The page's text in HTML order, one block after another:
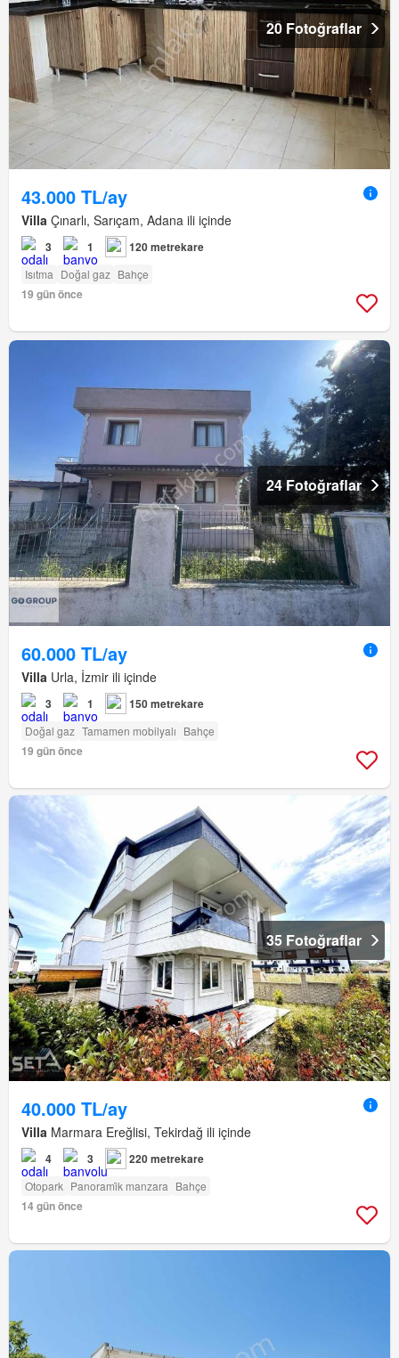
20 Fotoğraflar
43.000 TL/ay
Villa Çınarlı, Sarıçam, Adana ili içinde
3 1 120 metrekare
Isıtma Doğal gaz Bahçe
19 gün önce
24 Fotoğraflar
60.000 TL/ay
Villa Urla, İzmir ili içinde
3 1 150 metrekare
Doğal gaz Tamamen mobilyalı Bahçe
19 gün önce
35 Fotoğraflar
40.000 TL/ay
Villa Marmara Ereğlisi, Tekirdağ ili içinde
4 3 220 metrekare
Otopark Panorami̇k manzara Bahçe
14 gün önce